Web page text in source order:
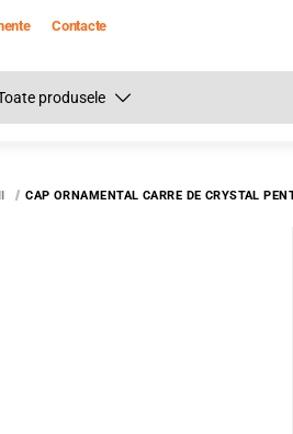
Contacte
CAP ORNAMENTAL CARRE DE CRYSTAL